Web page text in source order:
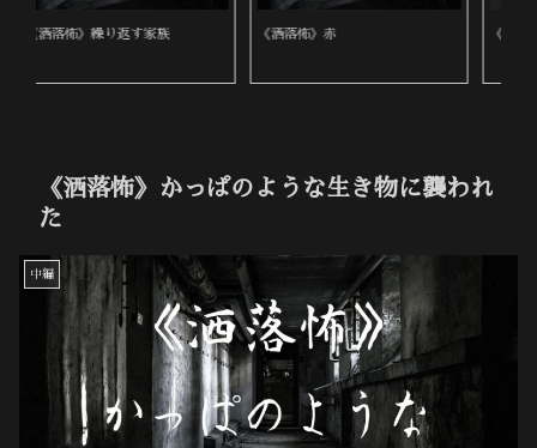
《洒落怖》心霊写真を撮る仕事 《洒落怖》喪服の女
《洒落怖》かっぱのような生き物に襲われ
た
中編